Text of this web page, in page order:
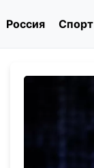
Россия Спорт